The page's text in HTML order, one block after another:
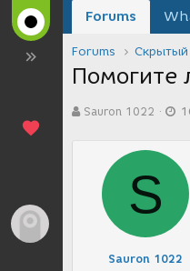
Forums
Forums Скрытый
Помогите
в
Sauron 1022
а
с
о
д
и
S
Sauron 1022